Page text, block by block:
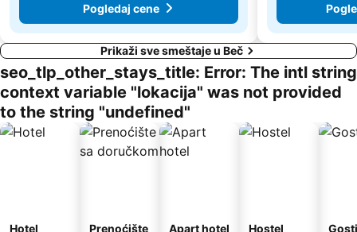
Pogledaj cene
Prikaži sve smeštaje u Beč
seo_tlp_other_stays_title: Error: The intl string
context variable "lokacija" was not provided
to the string "undefined"
Hotel
Prenoćište
Apart hotel Hostel